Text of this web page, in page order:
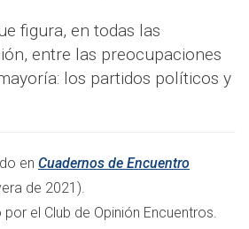
figura, en todas las
entre las preocupaciones
los partidos políticos y
en Cuadernos de Encuentro
de 2021).
por el Club de Opinión Encuentros.